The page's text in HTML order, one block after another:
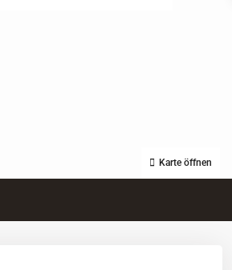
Karte öffnen